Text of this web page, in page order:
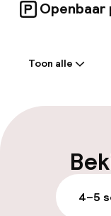
Openbaar
Parkeren &
(buiten)
Toon alle
4–5